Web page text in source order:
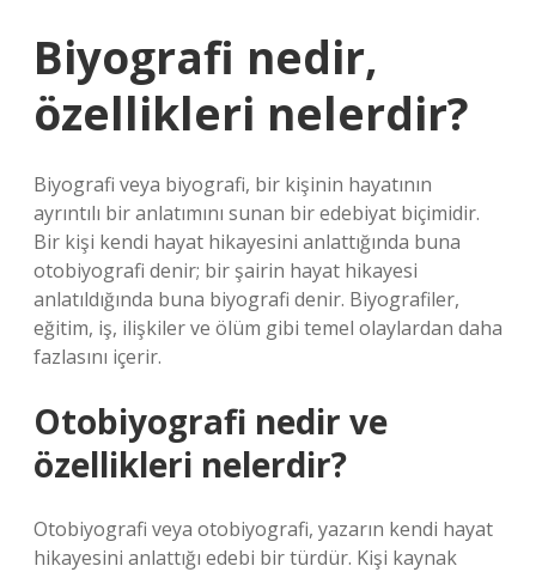
Biyografi nedir,
özellikleri nelerdir?
Biyografi veya biyografi, bir kişinin hayatının
ayrıntılı bir anlatımını sunan bir edebiyat biçimidir.
Bir kişi kendi hayat hikayesini anlattığında buna
otobiyografi denir; bir şairin hayat hikayesi
anlatıldığında buna biyografi denir. Biyografiler,
eğitim, iş, ilişkiler ve ölüm gibi temel olaylardan daha
fazlasını içerir.
Otobiyografi nedir ve
özellikleri nelerdir?
Otobiyografi veya otobiyografi, yazarın kendi hayat
hikayesini anlattığı edebi bir türdür. Kişi kaynak